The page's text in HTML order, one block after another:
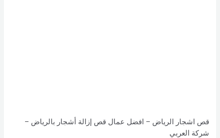
قص اشجار الرياض – افضل عمال قص إزالة أشجار بالرياض –
شركة العربي